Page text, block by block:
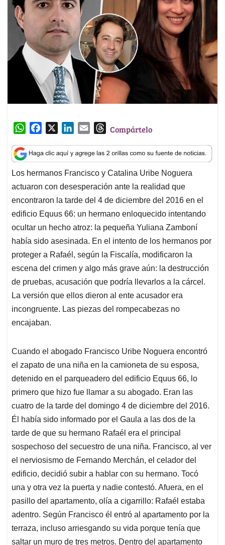
W
a
t
s
A
p
p
c
e
b
o
o
k
n
k
e
d
I
n
a
i
l
T
r
e
a
d
s
Compártelo
Los hermanos Francisco y Catalina Uribe Noguera
actuaron con desesperación ante la realidad que
encontraron la tarde del 4 de diciembre del 2016 en el
edificio Equus 66: un hermano enloquecido intentando
ocultar un hecho atroz: la pequeña Yuliana Zamboní
había sido asesinada. En el intento de los hermanos por
proteger a Rafaél, según la Fiscalía, modificaron la
escena del crimen y algo más grave aún: la destrucción
de pruebas, acusación que podría llevarlos a la cárcel.
La versión que ellos dieron al ente acusador era
incongruente. Las piezas del rompecabezas no
encajaban.
Cuando el abogado Francisco Uribe Noguera encontró
el zapato de una niña en la camioneta de su esposa,
detenido en el parqueadero del edificio Equus 66, lo
primero que hizo fue llamar a su abogado. Eran las
cuatro de la tarde del domingo 4 de diciembre del 2016.
Él había sido informado por el Gaula a las dos de la
tarde de que su hermano Rafaél era el principal
sospechoso del secuestro de una niña. Francisco, al ver
el nerviosismo de Fernando Merchán, el celador del
edificio, decidió subir a hablar con su hermano. Tocó
una y otra vez la puerta y nadie contestó. Afuera, en el
pasillo del apartamento, olía a cigarrillo: Rafaél estaba
adentro. Según Francisco él entró al apartamento por la
terraza, incluso arriesgando su vida porque tenía que
saltar un muro de tres metros. Dentro del apartamento